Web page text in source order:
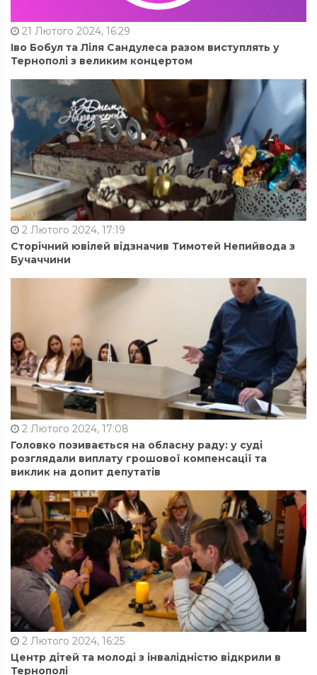
21 Лютого 2024, 16:29
Іво Бобул та Ліля Сандулеса разом виступлять у
Тернополі з великим концертом
2 Лютого 2024, 17:19
Сторічний ювілей відзначив Тимотей Непийвода з
Бучаччини
2 Лютого 2024, 17:08
Головко позивається на обласну раду: у суді
розглядали виплату грошової компенсації та
виклик на допит депутатів
2 Лютого 2024, 16:25
Центр дітей та молоді з інвалідністю відкрили в
Тернополі